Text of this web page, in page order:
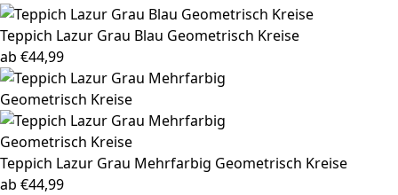
Teppich Lazur Grau Blau Geometrisch Kreise
ab €44,99
Teppich Lazur Grau Mehrfarbig Geometrisch Kreise
ab €44,99